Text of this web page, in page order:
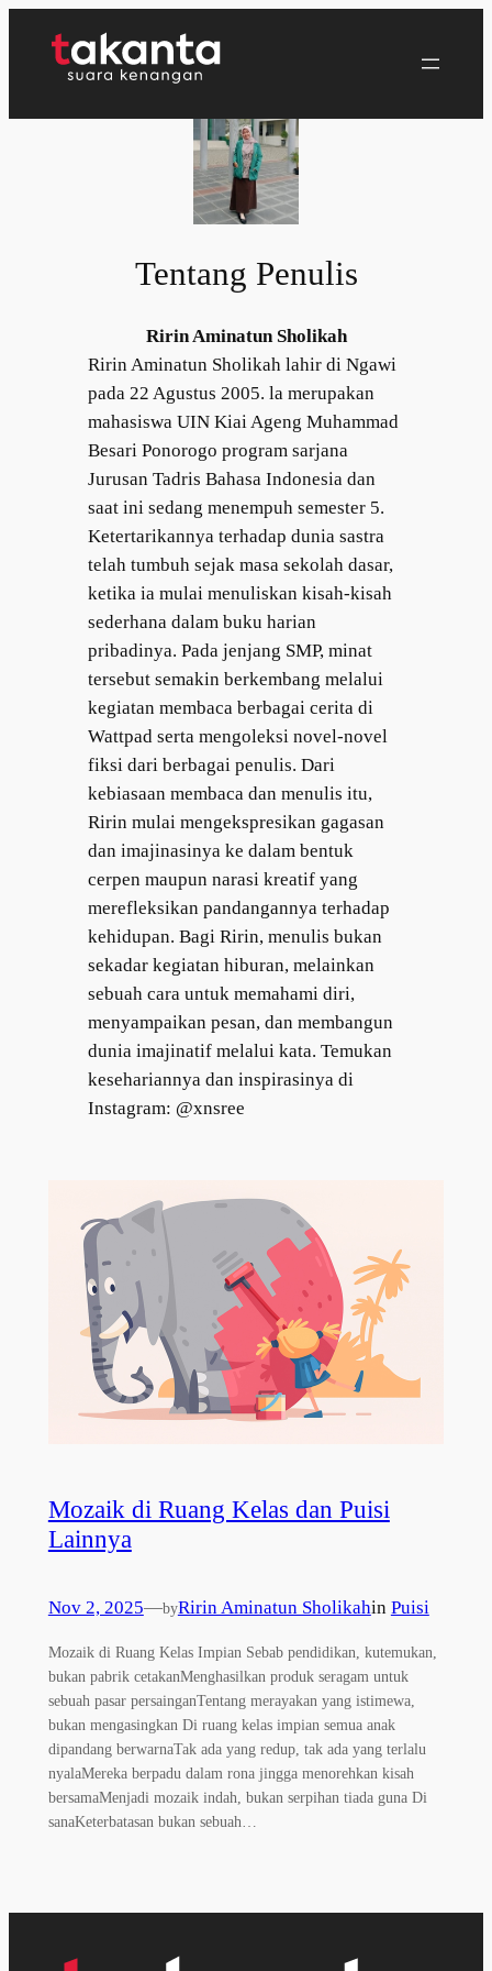
Tentang Penulis
Ririn Aminatun Sholikah
Ririn Aminatun Sholikah lahir di Ngawi
pada 22 Agustus 2005. la merupakan
mahasiswa UIN Kiai Ageng Muhammad
Besari Ponorogo program sarjana
Jurusan Tadris Bahasa Indonesia dan
saat ini sedang menempuh semester 5.
Ketertarikannya terhadap dunia sastra
telah tumbuh sejak masa sekolah dasar,
ketika ia mulai menuliskan kisah-kisah
sederhana dalam buku harian
pribadinya. Pada jenjang SMP, minat
tersebut semakin berkembang melalui
kegiatan membaca berbagai cerita di
Wattpad serta mengoleksi novel-novel
fiksi dari berbagai penulis. Dari
kebiasaan membaca dan menulis itu,
Ririn mulai mengekspresikan gagasan
dan imajinasinya ke dalam bentuk
cerpen maupun narasi kreatif yang
merefleksikan pandangannya terhadap
kehidupan. Bagi Ririn, menulis bukan
sekadar kegiatan hiburan, melainkan
sebuah cara untuk memahami diri,
menyampaikan pesan, dan membangun
dunia imajinatif melalui kata. Temukan
kesehariannya dan inspirasinya di
Instagram: @xnsree
Mozaik di Ruang Kelas dan Puisi
Lainnya
Nov 2, 2025—byRirin Aminatun Sholikahin Puisi
Mozaik di Ruang Kelas Impian Sebab pendidikan, kutemukan,
bukan pabrik cetakanMenghasilkan produk seragam untuk
sebuah pasar persainganTentang merayakan yang istimewa,
bukan mengasingkan Di ruang kelas impian semua anak
dipandang berwarnaTak ada yang redup, tak ada yang terlalu
nyalaMereka berpadu dalam rona jingga menorehkan kisah
bersamaMenjadi mozaik indah, bukan serpihan tiada guna Di
sanaKeterbatasan bukan sebuah…